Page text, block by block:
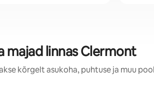
majad linnas Clermont
kõrgelt asukoha, puhtuse ja muu